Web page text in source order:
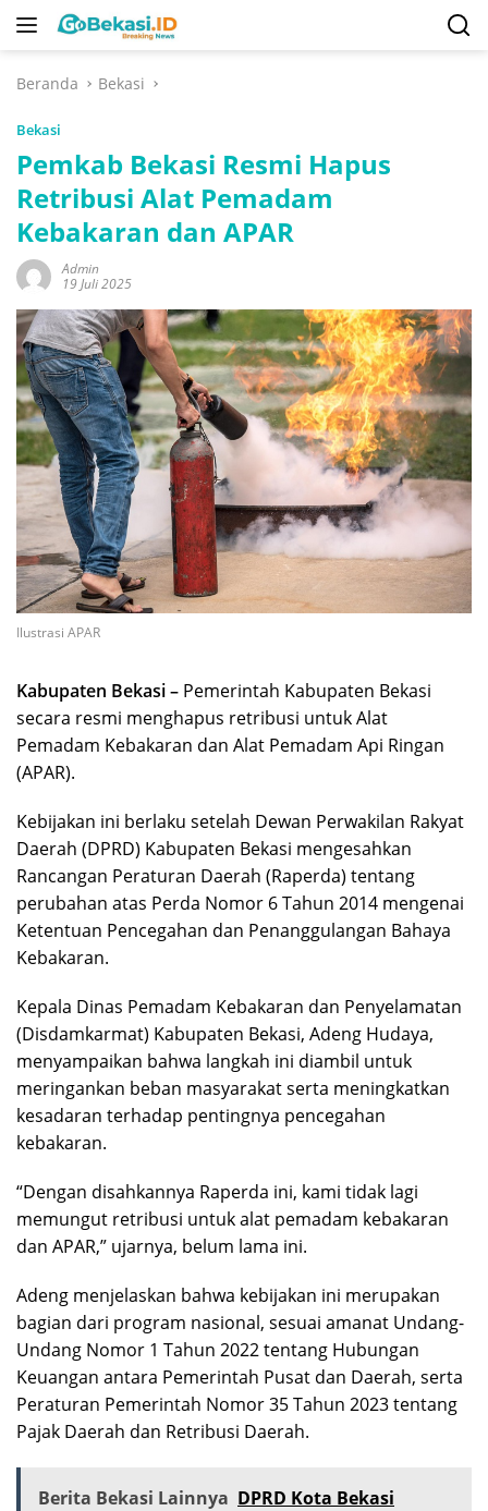
Langsung
Beranda
Bekasi
Bekasi
Pemkab Bekasi Resmi Hapus
Retribusi Alat Pemadam
Kebakaran dan APAR
Admin
19 Juli 2025
Ilustrasi APAR
Kabupaten Bekasi – Pemerintah Kabupaten Bekasi
secara resmi menghapus retribusi untuk Alat
Pemadam Kebakaran dan Alat Pemadam Api Ringan
(APAR).
Kebijakan ini berlaku setelah Dewan Perwakilan Rakyat
Daerah (DPRD) Kabupaten Bekasi mengesahkan
Rancangan Peraturan Daerah (Raperda) tentang
perubahan atas Perda Nomor 6 Tahun 2014 mengenai
Ketentuan Pencegahan dan Penanggulangan Bahaya
Kebakaran.
Kepala Dinas Pemadam Kebakaran dan Penyelamatan
(Disdamkarmat) Kabupaten Bekasi, Adeng Hudaya,
menyampaikan bahwa langkah ini diambil untuk
meringankan beban masyarakat serta meningkatkan
kesadaran terhadap pentingnya pencegahan
kebakaran.
“Dengan disahkannya Raperda ini, kami tidak lagi
memungut retribusi untuk alat pemadam kebakaran
dan APAR,” ujarnya, belum lama ini.
Adeng menjelaskan bahwa kebijakan ini merupakan
bagian dari program nasional, sesuai amanat Undang-
Undang Nomor 1 Tahun 2022 tentang Hubungan
Keuangan antara Pemerintah Pusat dan Daerah, serta
Peraturan Pemerintah Nomor 35 Tahun 2023 tentang
Pajak Daerah dan Retribusi Daerah.
Berita Bekasi Lainnya DPRD Kota Bekasi